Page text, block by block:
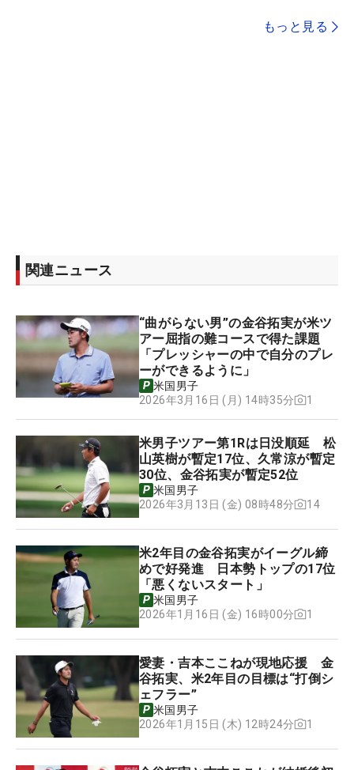
もっと見る
関連ニュース
“曲がらない男”の金谷拓実が米ツ
アー屈指の難コースで得た課題
「プレッシャーの中で自分のプレ
ーができるように」
米国男子
2026年3月16日 (月) 14時35分
1
米男子ツアー第1Rは日没順延 松
山英樹が暫定17位、久常涼が暫定
30位、金谷拓実が暫定52位
米国男子
2026年3月13日 (金) 08時48分
14
米2年目の金谷拓実がイーグル締
めで好発進 日本勢トップの17位
「悪くないスタート」
米国男子
2026年1月16日 (金) 16時00分
1
愛妻・吉本ここねが現地応援 金
谷拓実、米2年目の目標は“打倒シ
ェフラー”
米国男子
2026年1月15日 (木) 12時24分
1